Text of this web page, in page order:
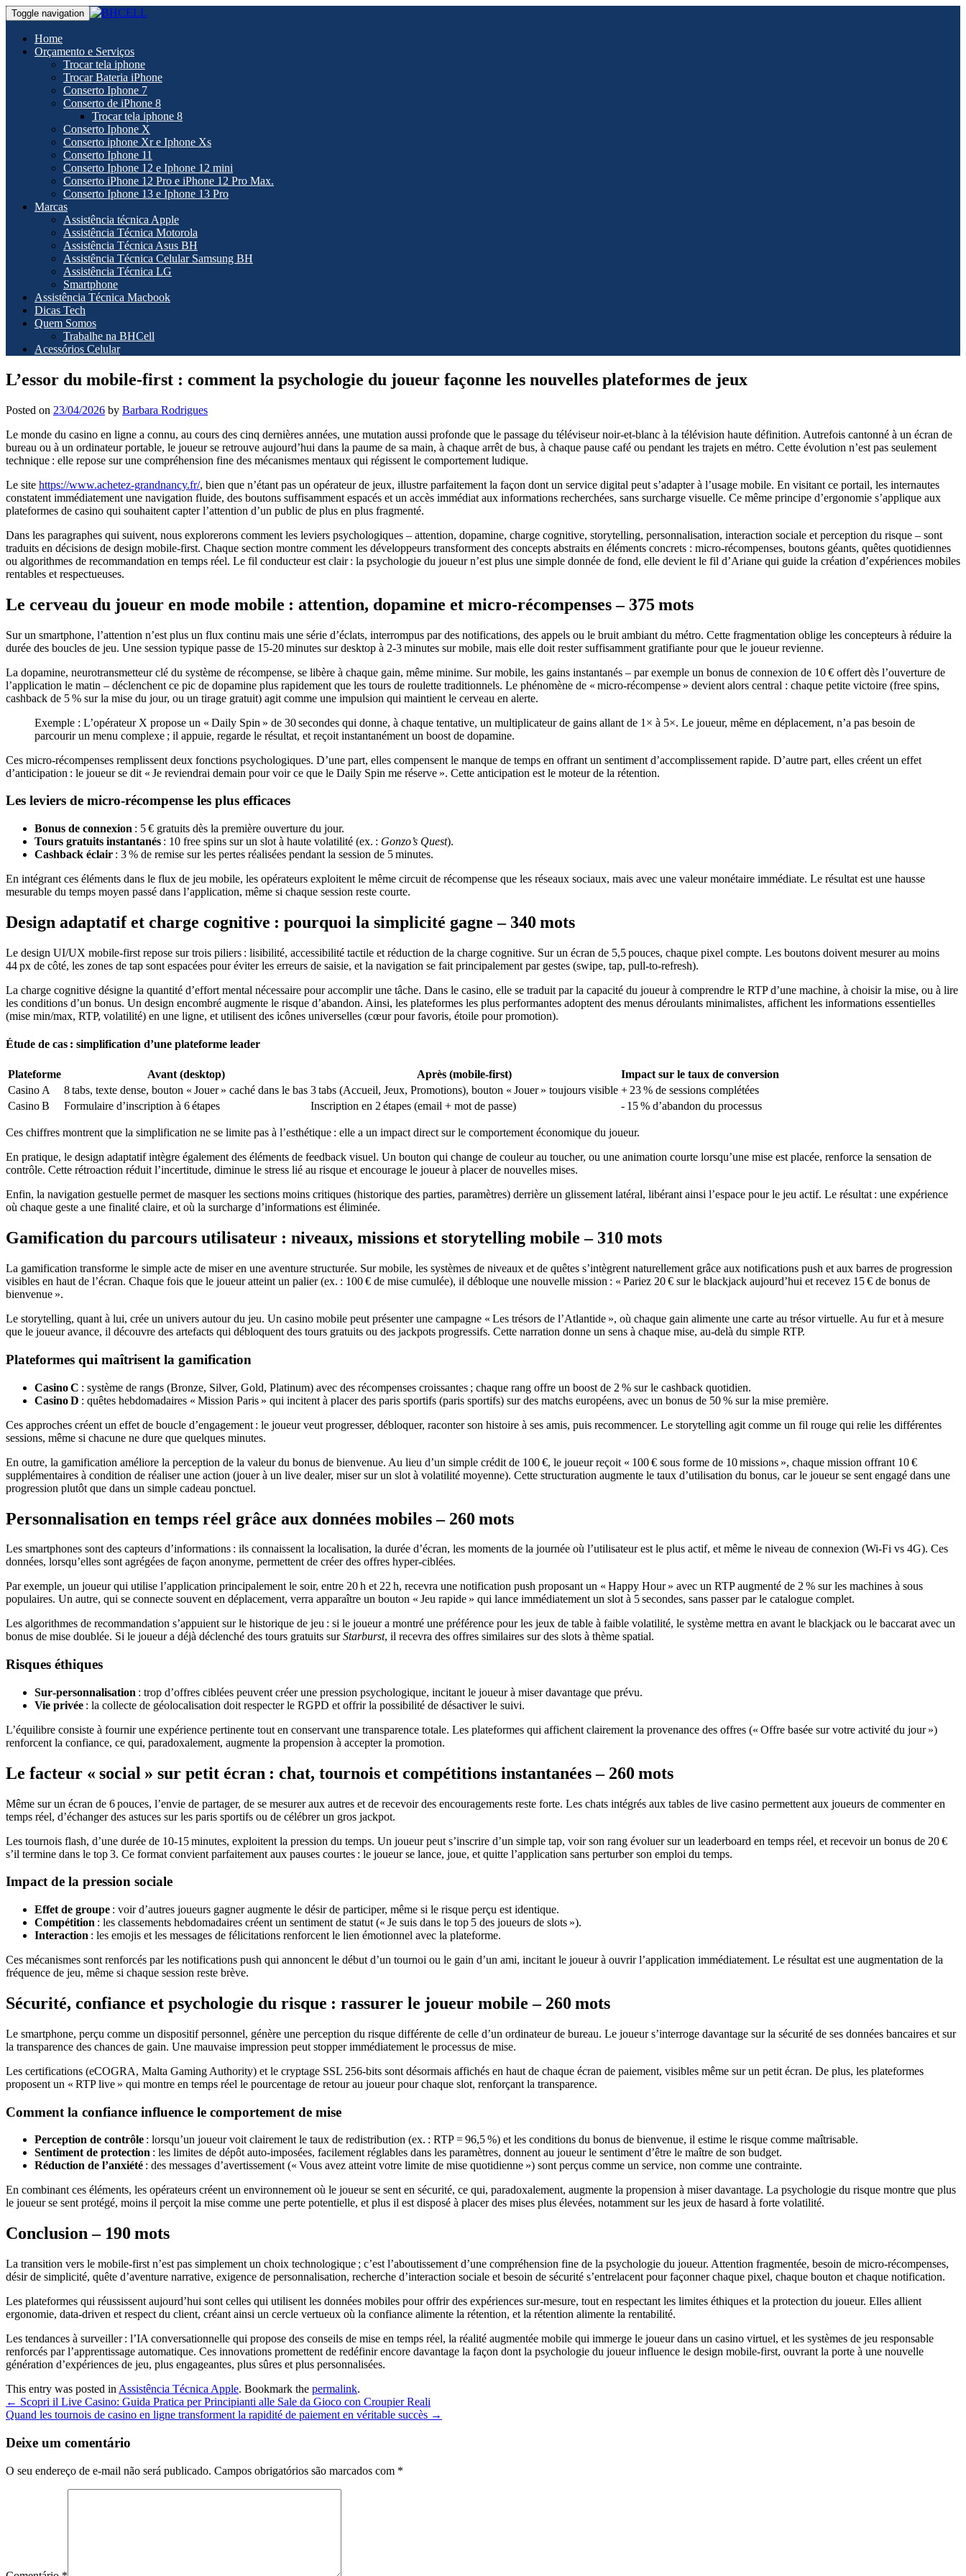
Toggle navigation
Home
Orçamento e Serviços
Trocar tela iphone
Trocar Bateria iPhone
Conserto Iphone 7
Conserto de iPhone 8
Trocar tela iphone 8
Conserto Iphone X
Conserto iphone Xr e Iphone Xs
Conserto Iphone 11
Conserto Iphone 12 e Iphone 12 mini
Conserto iPhone 12 Pro e iPhone 12 Pro Max.
Conserto Iphone 13 e Iphone 13 Pro
Marcas
Assistência técnica Apple
Assistência Técnica Motorola
Assistência Técnica Asus BH
Assistência Técnica Celular Samsung BH
Assistência Técnica LG
Smartphone
Assistência Técnica Macbook
Dicas Tech
Quem Somos
Trabalhe na BHCell
Acessórios Celular
L’essor du mobile‑first : comment la psychologie du joueur façonne les nouvelles plateformes de jeux
Posted on 23/04/2026 by Barbara Rodrigues
Le monde du casino en ligne a connu, au cours des cinq dernières années, une mutation aussi profonde que le passage du téléviseur noir‑et‑blanc à la télévision haute définition. Autrefois cantonné à un écran de
bureau ou à un ordinateur portable, le joueur se retrouve aujourd’hui dans la paume de sa main, à chaque arrêt de bus, à chaque pause café ou pendant les trajets en métro. Cette évolution n’est pas seulement
technique : elle repose sur une compréhension fine des mécanismes mentaux qui régissent le comportement ludique.
Le site https://www.achetez-grandnancy.fr/, bien que n’étant pas un opérateur de jeux, illustre parfaitement la façon dont un service digital peut s’adapter à l’usage mobile. En visitant ce portail, les internautes
constatent immédiatement une navigation fluide, des boutons suffisamment espacés et un accès immédiat aux informations recherchées, sans surcharge visuelle. Ce même principe d’ergonomie s’applique aux
plateformes de casino qui souhaitent capter l’attention d’un public de plus en plus fragmenté.
Dans les paragraphes qui suivent, nous explorerons comment les leviers psychologiques – attention, dopamine, charge cognitive, storytelling, personnalisation, interaction sociale et perception du risque – sont
traduits en décisions de design mobile‑first. Chaque section montre comment les développeurs transforment des concepts abstraits en éléments concrets : micro‑récompenses, boutons géants, quêtes quotidiennes
ou algorithmes de recommandation en temps réel. Le fil conducteur est clair : la psychologie du joueur n’est plus une simple donnée de fond, elle devient le fil d’Ariane qui guide la création d’expériences mobiles
rentables et respectueuses.
Le cerveau du joueur en mode mobile : attention, dopamine et micro‑récompenses – 375 mots
Sur un smartphone, l’attention n’est plus un flux continu mais une série d’éclats, interrompus par des notifications, des appels ou le bruit ambiant du métro. Cette fragmentation oblige les concepteurs à réduire la
durée des boucles de jeu. Une session typique passe de 15‑20 minutes sur desktop à 2‑3 minutes sur mobile, mais elle doit rester suffisamment gratifiante pour que le joueur revienne.
La dopamine, neurotransmetteur clé du système de récompense, se libère à chaque gain, même minime. Sur mobile, les gains instantanés – par exemple un bonus de connexion de 10 € offert dès l’ouverture de
l’application le matin – déclenchent ce pic de dopamine plus rapidement que les tours de roulette traditionnels. Le phénomène de « micro‑récompense » devient alors central : chaque petite victoire (free spins,
cashback de 5 % sur la mise du jour, ou un tirage gratuit) agit comme une impulsion qui maintient le cerveau en alerte.
Exemple : L’opérateur X propose un « Daily Spin » de 30 secondes qui donne, à chaque tentative, un multiplicateur de gains allant de 1× à 5×. Le joueur, même en déplacement, n’a pas besoin de
parcourir un menu complexe ; il appuie, regarde le résultat, et reçoit instantanément un boost de dopamine.
Ces micro‑récompenses remplissent deux fonctions psychologiques. D’une part, elles compensent le manque de temps en offrant un sentiment d’accomplissement rapide. D’autre part, elles créent un effet
d’anticipation : le joueur se dit « Je reviendrai demain pour voir ce que le Daily Spin me réserve ». Cette anticipation est le moteur de la rétention.
Les leviers de micro‑récompense les plus efficaces
Bonus de connexion : 5 € gratuits dès la première ouverture du jour.
Tours gratuits instantanés : 10 free spins sur un slot à haute volatilité (ex. : Gonzo’s Quest).
Cashback éclair : 3 % de remise sur les pertes réalisées pendant la session de 5 minutes.
En intégrant ces éléments dans le flux de jeu mobile, les opérateurs exploitent le même circuit de récompense que les réseaux sociaux, mais avec une valeur monétaire immédiate. Le résultat est une hausse
mesurable du temps moyen passé dans l’application, même si chaque session reste courte.
Design adaptatif et charge cognitive : pourquoi la simplicité gagne – 340 mots
Le design UI/UX mobile‑first repose sur trois piliers : lisibilité, accessibilité tactile et réduction de la charge cognitive. Sur un écran de 5,5 pouces, chaque pixel compte. Les boutons doivent mesurer au moins
44 px de côté, les zones de tap sont espacées pour éviter les erreurs de saisie, et la navigation se fait principalement par gestes (swipe, tap, pull‑to‑refresh).
La charge cognitive désigne la quantité d’effort mental nécessaire pour accomplir une tâche. Dans le casino, elle se traduit par la capacité du joueur à comprendre le RTP d’une machine, à choisir la mise, ou à lire
les conditions d’un bonus. Un design encombré augmente le risque d’abandon. Ainsi, les plateformes les plus performantes adoptent des menus déroulants minimalistes, affichent les informations essentielles
(mise min/max, RTP, volatilité) en une ligne, et utilisent des icônes universelles (cœur pour favoris, étoile pour promotion).
Étude de cas : simplification d’une plateforme leader
Plateforme Avant (desktop) Après (mobile‑first)
Impact sur le taux de conversion
Casino A
8 tabs, texte dense, bouton « Jouer » caché dans le bas 3 tabs (Accueil, Jeux, Promotions), bouton « Jouer » toujours visible + 23 % de sessions complétées
Casino B
Formulaire d’inscription à 6 étapes Inscription en 2 étapes (email + mot de passe) - 15 % d’abandon du processus
Ces chiffres montrent que la simplification ne se limite pas à l’esthétique : elle a un impact direct sur le comportement économique du joueur.
En pratique, le design adaptatif intègre également des éléments de feedback visuel. Un bouton qui change de couleur au toucher, ou une animation courte lorsqu’une mise est placée, renforce la sensation de
contrôle. Cette rétroaction réduit l’incertitude, diminue le stress lié au risque et encourage le joueur à placer de nouvelles mises.
Enfin, la navigation gestuelle permet de masquer les sections moins critiques (historique des parties, paramètres) derrière un glissement latéral, libérant ainsi l’espace pour le jeu actif. Le résultat : une expérience
où chaque geste a une finalité claire, et où la surcharge d’informations est éliminée.
Gamification du parcours utilisateur : niveaux, missions et storytelling mobile – 310 mots
La gamification transforme le simple acte de miser en une aventure structurée. Sur mobile, les systèmes de niveaux et de quêtes s’intègrent naturellement grâce aux notifications push et aux barres de progression
visibles en haut de l’écran. Chaque fois que le joueur atteint un palier (ex. : 100 € de mise cumulée), il débloque une nouvelle mission : « Pariez 20 € sur le blackjack aujourd’hui et recevez 15 € de bonus de
bienvenue ».
Le storytelling, quant à lui, crée un univers autour du jeu. Un casino mobile peut présenter une campagne « Les trésors de l’Atlantide », où chaque gain alimente une carte au trésor virtuelle. Au fur et à mesure
que le joueur avance, il découvre des artefacts qui débloquent des tours gratuits ou des jackpots progressifs. Cette narration donne un sens à chaque mise, au-delà du simple RTP.
Plateformes qui maîtrisent la gamification
Casino C : système de rangs (Bronze, Silver, Gold, Platinum) avec des récompenses croissantes ; chaque rang offre un boost de 2 % sur le cashback quotidien.
Casino D : quêtes hebdomadaires « Mission Paris » qui incitent à placer des paris sportifs (paris sportifs) sur des matchs européens, avec un bonus de 50 % sur la mise première.
Ces approches créent un effet de boucle d’engagement : le joueur veut progresser, débloquer, raconter son histoire à ses amis, puis recommencer. Le storytelling agit comme un fil rouge qui relie les différentes
sessions, même si chacune ne dure que quelques minutes.
En outre, la gamification améliore la perception de la valeur du bonus de bienvenue. Au lieu d’un simple crédit de 100 €, le joueur reçoit « 100 € sous forme de 10 missions », chaque mission offrant 10 €
supplémentaires à condition de réaliser une action (jouer à un live dealer, miser sur un slot à volatilité moyenne). Cette structuration augmente le taux d’utilisation du bonus, car le joueur se sent engagé dans une
progression plutôt que dans un simple cadeau ponctuel.
Personnalisation en temps réel grâce aux données mobiles – 260 mots
Les smartphones sont des capteurs d’informations : ils connaissent la localisation, la durée d’écran, les moments de la journée où l’utilisateur est le plus actif, et même le niveau de connexion (Wi‑Fi vs 4G). Ces
données, lorsqu’elles sont agrégées de façon anonyme, permettent de créer des offres hyper‑ciblées.
Par exemple, un joueur qui utilise l’application principalement le soir, entre 20 h et 22 h, recevra une notification push proposant un « Happy Hour » avec un RTP augmenté de 2 % sur les machines à sous
populaires. Un autre, qui se connecte souvent en déplacement, verra apparaître un bouton « Jeu rapide » qui lance immédiatement un slot à 5 secondes, sans passer par le catalogue complet.
Les algorithmes de recommandation s’appuient sur le historique de jeu : si le joueur a montré une préférence pour les jeux de table à faible volatilité, le système mettra en avant le blackjack ou le baccarat avec un
bonus de mise doublée. Si le joueur a déjà déclenché des tours gratuits surStarburst, il recevra des offres similaires sur des slots à thème spatial.
Risques éthiques
Sur‑personnalisation : trop d’offres ciblées peuvent créer une pression psychologique, incitant le joueur à miser davantage que prévu.
Vie privée : la collecte de géolocalisation doit respecter le RGPD et offrir la possibilité de désactiver le suivi.
L’équilibre consiste à fournir une expérience pertinente tout en conservant une transparence totale. Les plateformes qui affichent clairement la provenance des offres (« Offre basée sur votre activité du jour »)
renforcent la confiance, ce qui, paradoxalement, augmente la propension à accepter la promotion.
Le facteur « social » sur petit écran : chat, tournois et compétitions instantanées – 260 mots
Même sur un écran de 6 pouces, l’envie de partager, de se mesurer aux autres et de recevoir des encouragements reste forte. Les chats intégrés aux tables de live casino permettent aux joueurs de commenter en
temps réel, d’échanger des astuces sur les paris sportifs ou de célébrer un gros jackpot.
Les tournois flash, d’une durée de 10‑15 minutes, exploitent la pression du temps. Un joueur peut s’inscrire d’un simple tap, voir son rang évoluer sur un leaderboard en temps réel, et recevoir un bonus de 20 €
s’il termine dans le top 3. Ce format convient parfaitement aux pauses courtes : le joueur se lance, joue, et quitte l’application sans perturber son emploi du temps.
Impact de la pression sociale
Effet de groupe : voir d’autres joueurs gagner augmente le désir de participer, même si le risque perçu est identique.
Compétition : les classements hebdomadaires créent un sentiment de statut (« Je suis dans le top 5 des joueurs de slots »).
Interaction : les emojis et les messages de félicitations renforcent le lien émotionnel avec la plateforme.
Ces mécanismes sont renforcés par les notifications push qui annoncent le début d’un tournoi ou le gain d’un ami, incitant le joueur à ouvrir l’application immédiatement. Le résultat est une augmentation de la
fréquence de jeu, même si chaque session reste brève.
Sécurité, confiance et psychologie du risque : rassurer le joueur mobile – 260 mots
Le smartphone, perçu comme un dispositif personnel, génère une perception du risque différente de celle d’un ordinateur de bureau. Le joueur s’interroge davantage sur la sécurité de ses données bancaires et sur
la transparence des chances de gain. Une mauvaise impression peut stopper immédiatement le processus de mise.
Les certifications (eCOGRA, Malta Gaming Authority) et le cryptage SSL 256‑bits sont désormais affichés en haut de chaque écran de paiement, visibles même sur un petit écran. De plus, les plateformes
proposent un « RTP live » qui montre en temps réel le pourcentage de retour au joueur pour chaque slot, renforçant la transparence.
Comment la confiance influence le comportement de mise
Perception de contrôle : lorsqu’un joueur voit clairement le taux de redistribution (ex. : RTP = 96,5 %) et les conditions du bonus de bienvenue, il estime le risque comme maîtrisable.
Sentiment de protection : les limites de dépôt auto‑imposées, facilement réglables dans les paramètres, donnent au joueur le sentiment d’être le maître de son budget.
Réduction de l’anxiété : des messages d’avertissement (« Vous avez atteint votre limite de mise quotidienne ») sont perçus comme un service, non comme une contrainte.
En combinant ces éléments, les opérateurs créent un environnement où le joueur se sent en sécurité, ce qui, paradoxalement, augmente la propension à miser davantage. La psychologie du risque montre que plus
le joueur se sent protégé, moins il perçoit la mise comme une perte potentielle, et plus il est disposé à placer des mises plus élevées, notamment sur les jeux de hasard à forte volatilité.
Conclusion – 190 mots
La transition vers le mobile‑first n’est pas simplement un choix technologique ; c’est l’aboutissement d’une compréhension fine de la psychologie du joueur. Attention fragmentée, besoin de micro‑récompenses,
désir de simplicité, quête d’aventure narrative, exigence de personnalisation, recherche d’interaction sociale et besoin de sécurité s’entrelacent pour façonner chaque pixel, chaque bouton et chaque notification.
Les plateformes qui réussissent aujourd’hui sont celles qui utilisent les données mobiles pour offrir des expériences sur‑mesure, tout en respectant les limites éthiques et la protection du joueur. Elles allient
ergonomie, data‑driven et respect du client, créant ainsi un cercle vertueux où la confiance alimente la rétention, et la rétention alimente la rentabilité.
Les tendances à surveiller : l’IA conversationnelle qui propose des conseils de mise en temps réel, la réalité augmentée mobile qui immerge le joueur dans un casino virtuel, et les systèmes de jeu responsable
renforcés par l’apprentissage automatique. Ces innovations promettent de redéfinir encore davantage la façon dont la psychologie du joueur influence le design mobile‑first, ouvrant la porte à une nouvelle
génération d’expériences de jeu, plus engageantes, plus sûres et plus personnalisées.
This entry was posted in Assistência Técnica Apple. Bookmark the permalink.
Post
navigation
← Scopri il Live Casino: Guida Pratica per Principianti alle Sale da Gioco con Croupier Reali
Quand les tournois de casino en ligne transforment la rapidité de paiement en véritable succès →
Deixe um comentário
O seu endereço de e-mail não será publicado. Campos obrigatórios são marcados com *